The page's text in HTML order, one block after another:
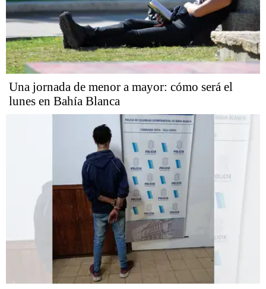
Una jornada de menor a mayor: cómo será el
lunes en Bahía Blanca